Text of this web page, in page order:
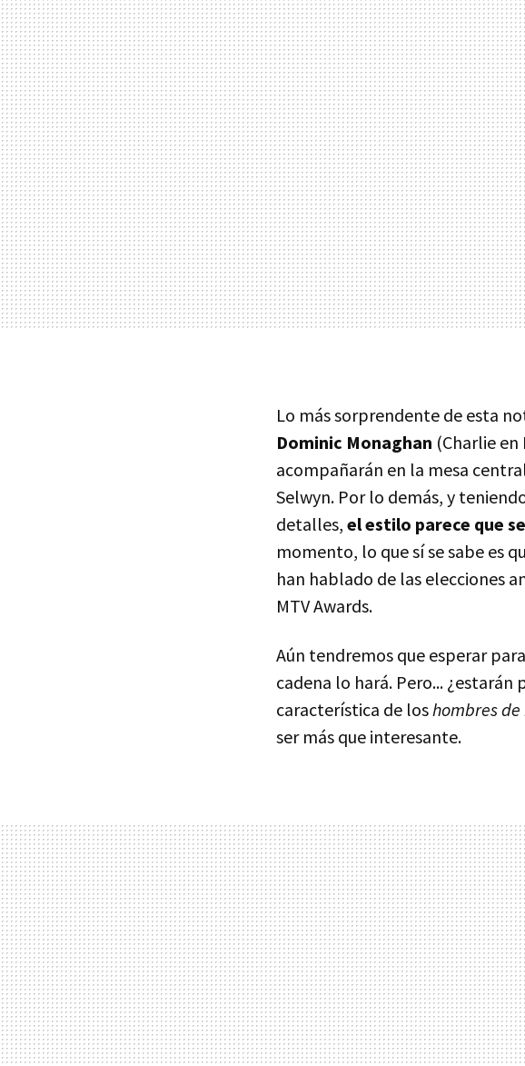
Lo más sorprendente de esta
Dominic Monaghan (Charlie en
acompañarán en la mesa
Selwyn. Por lo demás, y
detalles, el estilo parece que
momento, lo que sí se sabe es
han hablado de las elecciones
MTV Awards.
Aún tendremos que esperar
cadena lo hará. Pero...
característica de loshombres
ser más que interesante.